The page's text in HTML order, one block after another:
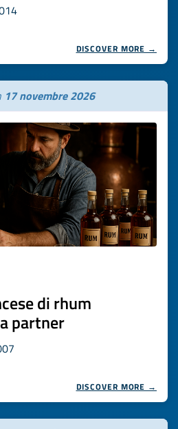
DISCOVER MORE →
17 novembre 2026
di rhum
partner
DISCOVER MORE →